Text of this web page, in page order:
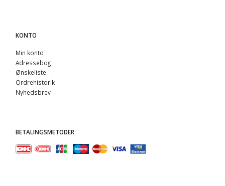
KONTO
Min konto
Adressebog
Ønskeliste
Ordrehistorik
Nyhedsbrev
BETALINGSMETODER